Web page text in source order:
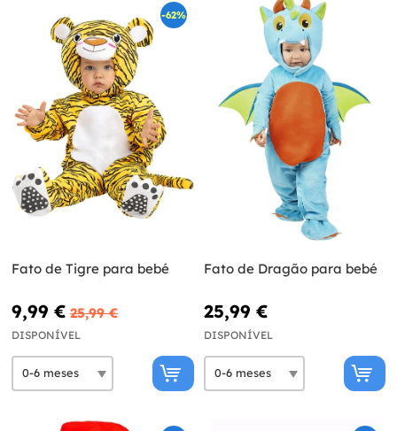
-62%
Fato de Tigre para bebé
9,99 € 25,99 €
DISPONÍVEL
Fato de Dragão para bebé
25,99 €
DISPONÍVEL